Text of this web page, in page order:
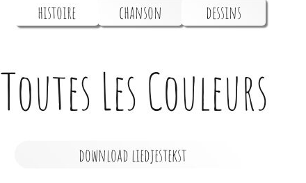
histoire chanson dessins
Toutes Les Couleurs
download liedjestekst